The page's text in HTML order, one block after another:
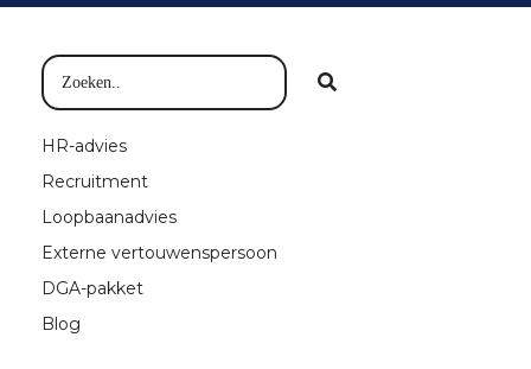
HR-advies
Recruitment
Loopbaanadvies
Externe vertouwenspersoon
DGA-pakket
Blog